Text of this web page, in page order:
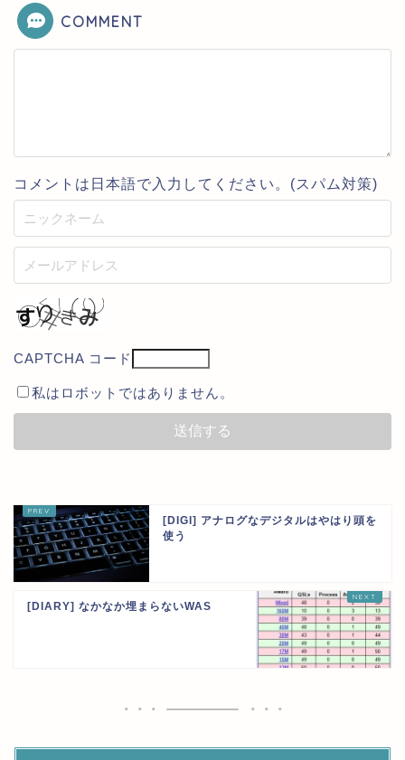
COMMENT
コメントは日本語で入力してください。(スパム対策)
CAPTCHA コード
私はロボットではありません。
[DIGI] アナログなデジタルはやはり頭を
使う
[DIARY] なかなか埋まらないWAS